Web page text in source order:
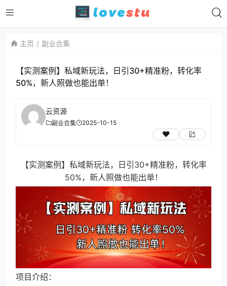
主页 副业合集
【实测案例】私域新玩法，日引30+精准粉，转化率
50%，新人照做也能出单！
云资源
副业合集 2025-10-15
【实测案例】私域新玩法，日引30+精准粉，转化率
50%，新人照做也能出单！
项目介绍：